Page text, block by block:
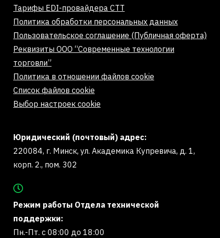
Тарифы EDI-провайдера СТТ
Политика обработки персональных данных
Пользовательское соглашение (Публичная оферта)
Реквизиты ООО “Современные технологии
торговли”
Политика в отношении файлов cookie
Список файлов cookie
Выбор настроек cookie
Юридический (почтовый) адрес:
220084, г. Минск, ул. Академика Купревича, д. 1,
корп. 2., пом. 302
Режим работы Отдела технической
поддержки:
Пн.-Пт. с 08:00 до 18:00